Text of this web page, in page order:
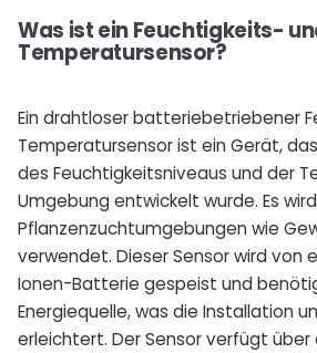
Was ist ein Feuchtigkeits-
Temperatursensor?
Ein drahtloser batteriebetriebener
Temperatursensor ist ein Gerät,
des Feuchtigkeitsniveaus und der
Umgebung entwickelt wurde. Es
Pflanzenzuchtumgebungen wie
verwendet. Dieser Sensor wird von
Ionen-Batterie gespeist und
Energiequelle, was die Installation
erleichtert. Der Sensor verfügt über